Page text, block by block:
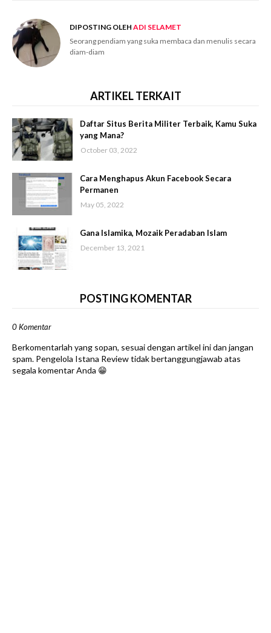
DIPOSTING OLEH ADI SELAMET
Seorang pendiam yang suka membaca dan menulis secara
diam-diam
ARTIKEL TERKAIT
Daftar Situs Berita Militer Terbaik, Kamu Suka
yang Mana?
October 03, 2022
Cara Menghapus Akun Facebook Secara
Permanen
May 05, 2022
Gana Islamika, Mozaik Peradaban Islam
December 13, 2021
POSTING KOMENTAR
0 Komentar
Berkomentarlah yang sopan, sesuai dengan artikel ini dan jangan
spam. Pengelola Istana Review tidak bertanggungjawab atas
segala komentar Anda 😁